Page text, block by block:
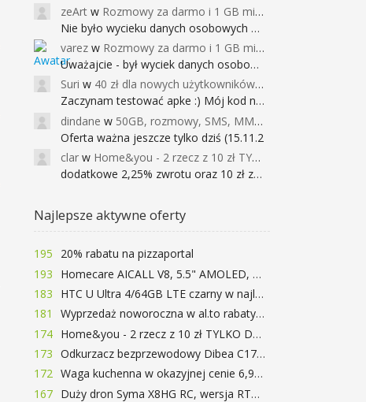
zeArt w Rozmowy za darmo i 1 GB miesięcznie
Nie było wycieku danych osobowych a nieo
varez w Rozmowy za darmo i 1 GB miesięcznie
Uważajcie - był wyciek danych osobowych
Suri w 40 zł dla nowych użytkowników Google Pay (dawniej Android Pay)
Zaczynam testować apke :) Mój kod na 40
dindane w 50GB, rozmowy, SMS, MMS bez limitu przez 6 miesięcy za darmo za przeniesienie numeru do Play NEXT
Oferta ważna jeszcze tylko dziś (15.11.2
clar w Home&you - 2 rzecz z 10 zł TYLKO DZISIAJ
dodatkowe 2,25% zwrotu oraz 10 zł za r
Najlepsze aktywne oferty
195
20% rabatu na pizzaportal
193
Homecare AICALL V8, 5.5" AMOLED, 4/128GB, Snapdragon 652, LTE, QC3.0, 3400mAh za 416zł
183
HTC U Ultra 4/64GB LTE czarny w najlepszej cenie na rynku 799 zł!!!
181
Wyprzedaż noworoczna w al.to rabaty do 72%
174
Home&you - 2 rzecz z 10 zł TYLKO DZISIAJ
173
Odkurzacz bezprzewodowy Dibea C17 za 77.99$ (~290zł)
172
Waga kuchenna w okazyjnej cenie 6,99$
167
Duży dron Syma X8HG RC, wersja RTF, kamera 8MP za 62$ (~233zł) - TomTop